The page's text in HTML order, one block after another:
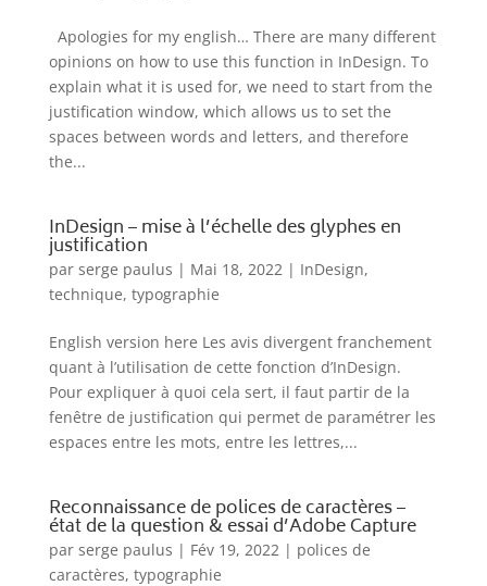
Apologies for my english… There are many different
opinions on how to use this function in InDesign. To
explain what it is used for, we need to start from the
justification window, which allows us to set the
spaces between words and letters, and therefore
the...
InDesign – mise à l’échelle des glyphes en
justification
par serge paulus | Mai 18, 2022| InDesign,
technique, typographie
English version here Les avis divergent franchement
quant à l’utilisation de cette fonction d’InDesign.
Pour expliquer à quoi cela sert, il faut partir de la
fenêtre de justification qui permet de paramétrer les
espaces entre les mots, entre les lettres,...
Reconnaissance de polices de caractères –
état de la question & essai d’Adobe Capture
par serge paulus | Fév 19, 2022| polices de
caractères, typographie